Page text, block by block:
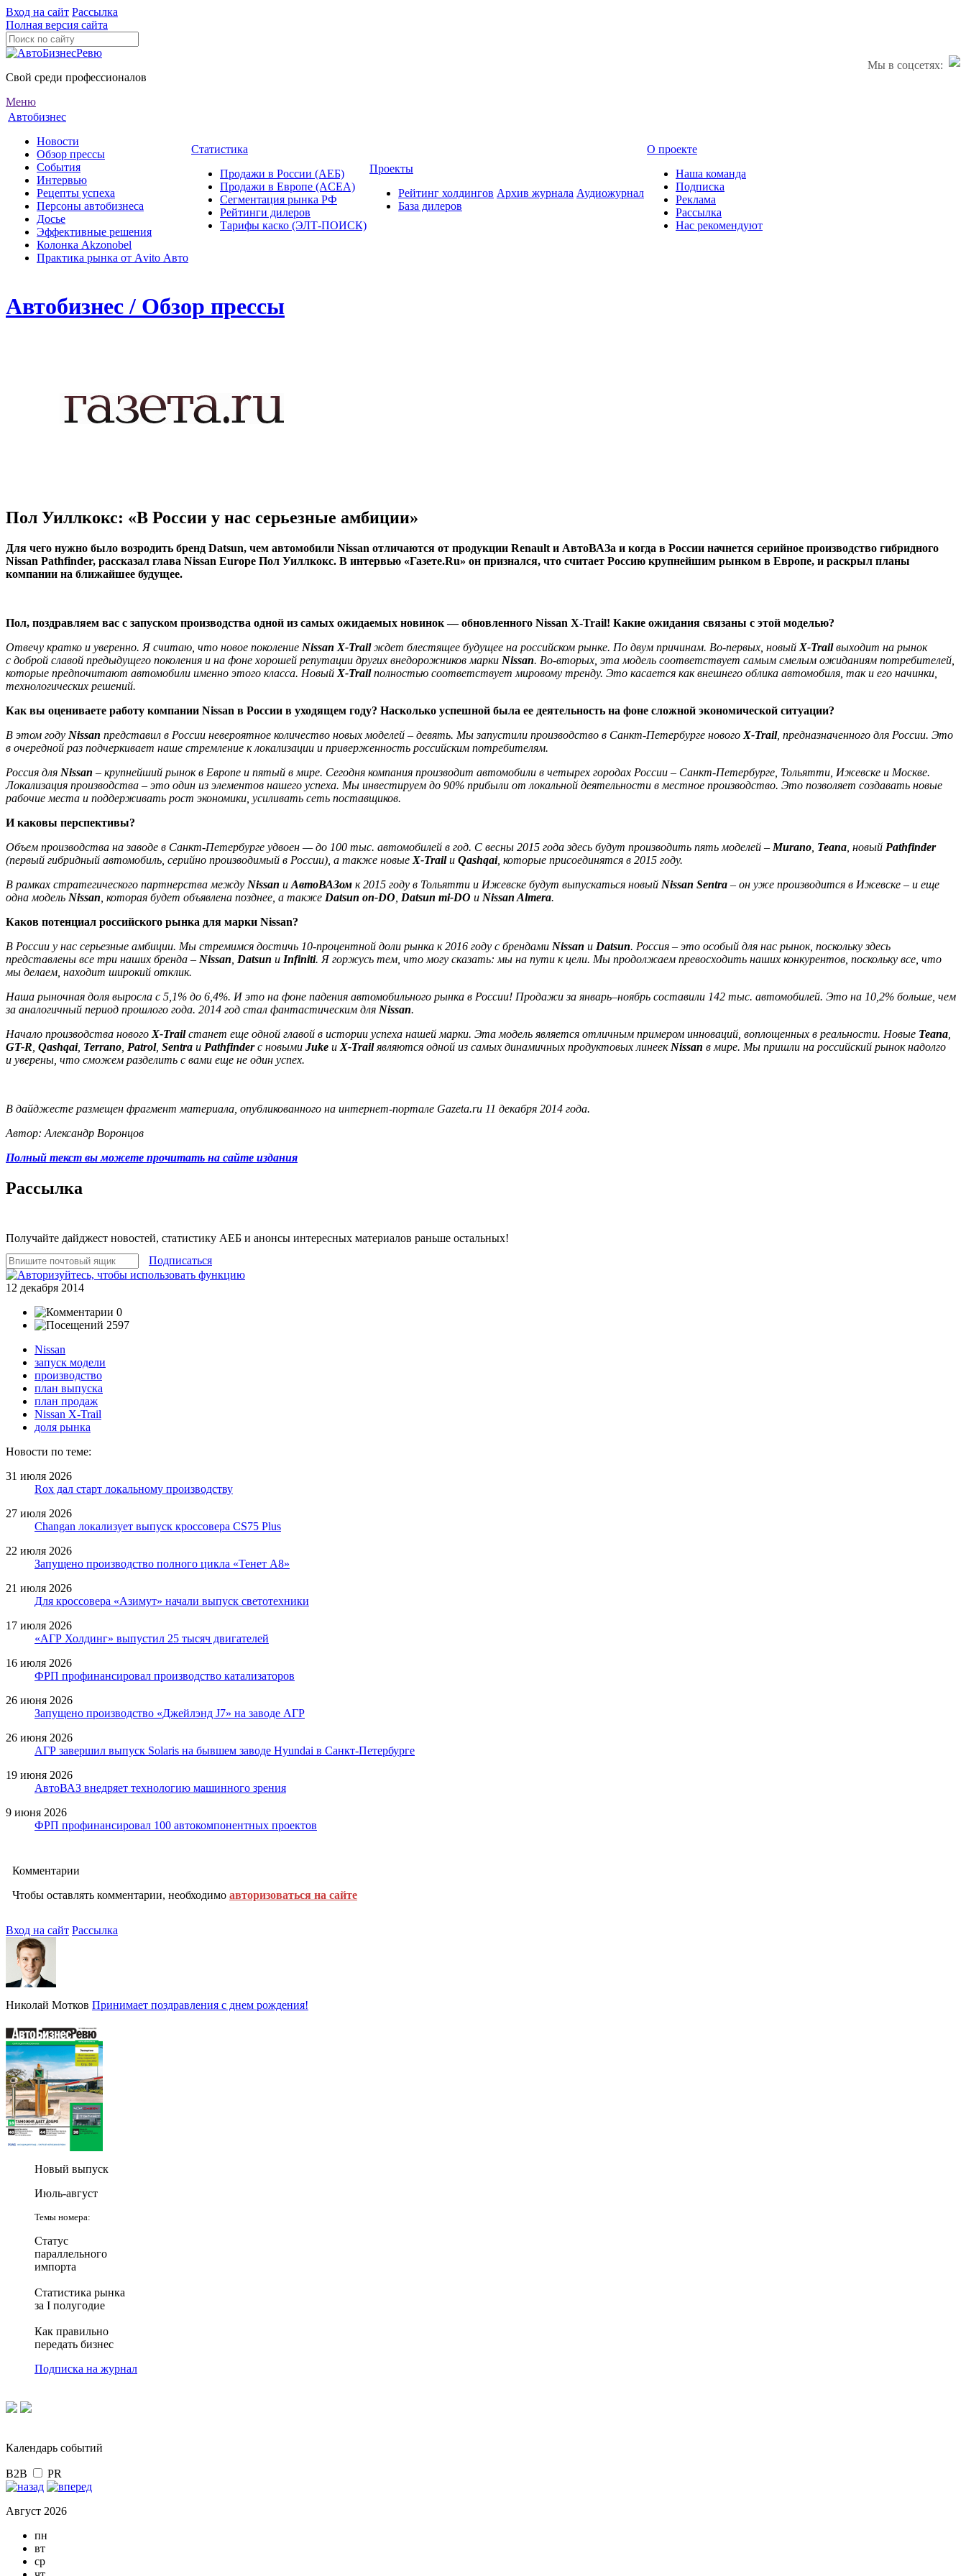
Вход на сайт Рассылка
Полная версия сайта
Мы в соцсетях:
Свой среди профессионалов
Меню
Автобизнес
Новости
Обзор прессы
События
Интервью
Рецепты успеха
Персоны автобизнеса
Досье
Эффективные решения
Колонка Akzonobel
Практика рынка от Аvito Авто
Статистика
Продажи в России (АЕБ)
Продажи в Европе (ACEA)
Сегментация рынка РФ
Рейтинги дилеров
Тарифы каско (ЭЛТ-ПОИСК)
Проекты
Рейтинг холдингов
База дилеров
Архив журнала Аудиожурнал
О проекте
Наша команда
Подписка
Реклама
Рассылка
Нас рекомендуют
Автобизнес / Обзор прессы
Пол Уиллкокс: «В России у нас серьезные амбиции»
Для чего нужно было возродить бренд Datsun, чем автомобили Nissan отличаются от продукции Renault и АвтоВАЗа и когда в России начнется серийное производство гибридного
Nissan Pathfinder, рассказал глава Nissan Europe Пол Уиллкокс. В интервью «Газете.Ru» он признался, что считает Россию крупнейшим рынком в Европе, и раскрыл планы
компании на ближайшее будущее.
Пол, поздравляем вас с запуском производства одной из самых ожидаемых новинок — обновленного Nissan X-Trail! Какие ожидания связаны с этой моделью?
Отвечу кратко и уверенно. Я считаю, что новое поколение Nissan X-Trailждет блестящее будущее на российском рынке. По двум причинам. Во-первых, новый X-Trailвыходит на рынок
с доброй славой предыдущего поколения и на фоне хорошей репутации других внедорожников марки Nissan. Во-вторых, эта модель соответствует самым смелым ожиданиям потребителей,
которые предпочитают автомобили именно этого класса. Новый X-Trailполностью соответствует мировому тренду. Это касается как внешнего облика автомобиля, так и его начинки,
технологических решений.
Как вы оцениваете работу компании Nissan в России в уходящем году? Насколько успешной была ее деятельность на фоне сложной экономической ситуации?
В этом году Nissan представил в России невероятное количество новых моделей – девять. Мы запустили производство в Санкт-Петербурге нового X-Trail, предназначенного для России. Это
в очередной раз подчеркивает наше стремление к локализации и приверженность российским потребителям.
Россия для Nissan – крупнейший рынок в Европе и пятый в мире. Сегодня компания производит автомобили в четырех городах России – Санкт-Петербурге, Тольятти, Ижевске и Москве.
Локализация производства – это один из элементов нашего успеха. Мы инвестируем до 90% прибыли от локальной деятельности в местное производство. Это позволяет создавать новые
рабочие места и поддерживать рост экономики, усиливать сеть поставщиков.
И каковы перспективы?
Объем производства на заводе в Санкт-Петербурге удвоен — до 100 тыс. автомобилей в год. С весны 2015 года здесь будут производить пять моделей – Murano Teana , новый Pathfinder
(первый гибридный автомобиль, серийно производимый в России), а также новые X-Trailи Qashqai, которые присоединятся в 2015 году.
В рамках стратегического партнерства между Nissan и АвтоВАЗом к 2015 году в Тольятти и Ижевске будут выпускаться новый Nissan Sentra – он уже производится в Ижевске – и еще
одна модель Nissan , которая будет объявлена позднее, а также Datsun on-DО Datsun mi-DO и Nissan Almera.
Каков потенциал российского рынка для марки Nissan?
В России у нас серьезные амбиции. Мы стремимся достичь 10-процентной доли рынка к 2016 году с брендами Nissan и Datsun. Россия – это особый для нас рынок, поскольку здесь
представлены все три наших бренда – Nissan Datsun и Infiniti. Я горжусь тем, что могу сказать: мы на пути к цели. Мы продолжаем превосходить наших конкурентов, поскольку все, что
мы делаем, находит широкий отклик.
Наша рыночная доля выросла с 5,1% до 6,4%. И это на фоне падения автомобильного рынка в России! Продажи за январь–ноябрь составили 142 тыс. автомобилей. Это на 10,2% больше, чем
за аналогичный период прошлого года. 2014 год стал фантастическим для Nissan.
Начало производства нового X-Trailстанет еще одной главой в истории успеха нашей марки. Эта модель является отличным примером инноваций, воплощенных в реальности. Новые Teana
GT-R Qashqai, Terrano Patrol, Sentra и Pathfinderc новыми Juke и X-Trailявляются одной из самых динамичных продуктовых линеек Nissan в мире. Мы пришли на российский рынок надолго
и уверены, что сможем разделить с вами еще не один успех.
В дайджесте размещен фрагмент материала, опубликованного на интернет-портале Gazeta.ru 11 декабря 2014 года.
Автор: Александр Воронцов
Полный текст вы можете прочитать на сайте издания
Рассылка
Получайте дайджест новостей, статистику АЕБ и анонсы интересных материалов раньше остальных!
Подписаться
12 декабря 2014
0
2597
Nissan
запуск модели
производство
план выпуска
план продаж
Nissan X-Trail
доля рынка
Новости по теме:
31 июля 2026
Rox дал старт локальному производству
27 июля 2026
Changan локализует выпуск кроссовера CS75 Plus
22 июля 2026
Запущено производство полного цикла «Тенет A8»
21 июля 2026
Для кроссовера «Азимут» начали выпуск светотехники
17 июля 2026
«АГР Холдинг» выпустил 25 тысяч двигателей
16 июля 2026
ФРП профинансировал производство катализаторов
26 июня 2026
Запущено производство «Джейлэнд J7» на заводе АГР
26 июня 2026
АГР завершил выпуск Solaris на бывшем заводе Hyundai в Санкт-Петербурге
19 июня 2026
АвтоВАЗ внедряет технологию машинного зрения
9 июня 2026
ФРП профинансировал 100 автокомпонентных проектов
Комментарии
Чтобы оставлять комментарии, необходимо авторизоваться на сайте
Вход на сайт Рассылка
Николай Мотков Принимает поздравления с днем рождения!
Новый выпуск
Июль-август
Темы номера:
Статус
параллельного
импорта
Статистика рынка
за I полугодие
Как правильно
передать бизнес
Подписка на журнал
Календарь событий
B2B PR
Август 2026
пн
вт
ср